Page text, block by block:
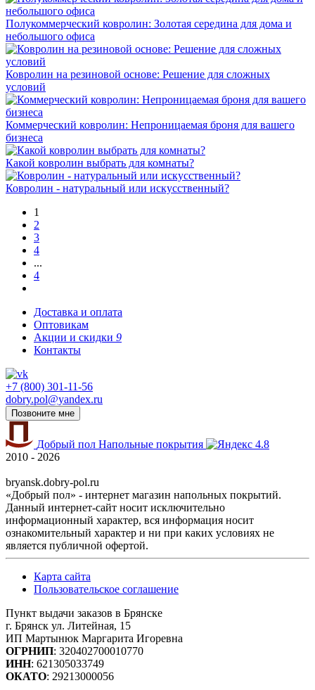
Полукоммерческий ковролин: Золотая середина для дома и
небольшого офиса
Ковролин на резиновой основе: Решение для сложных
условий
Коммерческий ковролин: Непроницаемая броня для вашего
бизнеса
Какой ковролин выбрать для комнаты?
Ковролин - натуральный или искусственный?
1
2
3
4
...
4
Доставка и оплата
Оптовикам
Акции и скидки 9
Контакты
+7 (800) 301-11-56
dobry.pol@yandex.ru
Позвоните мне
Добрый пол Напольные покрытия
4.8
2010 - 2026
bryansk.dobry-pol.ru
«Добрый пол» - интернет магазин напольных покрытий.
Данный интернет-сайт носит исключительно
информационный характер, вся информация носит
ознакомительный характер и ни при каких условиях не
является публичной офертой.
Карта сайта
Пользовательское соглашение
Пункт выдачи заказов в Брянске
г. Брянск ул. Литейная, 15
ИП Мартынюк Маргарита Игоревна
ОГРНИП: 320402700010770
ИНН: 621305033749
ОКАТО: 29213000056